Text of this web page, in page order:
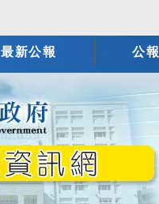
最新公報 公